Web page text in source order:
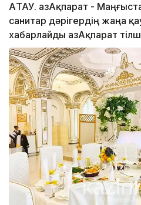
АҚТАУ. ҚазАқпарат -
санитар дәрігердің жаңа
хабарлайды ҚазАқпарат